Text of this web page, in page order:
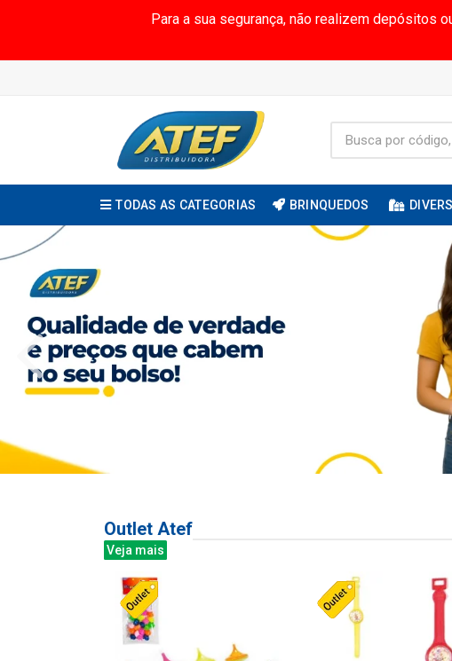
Para a sua segurança, não realizem depósitos
TODAS AS CATEGORIAS BRINQUEDOS
Outlet Atef
Veja mais